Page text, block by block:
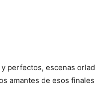
perfectos, escenas
amantes de esos